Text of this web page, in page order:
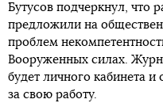
Бутусов подчеркнул, что
предложили на
проблем
Вооруженных силах.
будет личного кабинета и
за свою работу.